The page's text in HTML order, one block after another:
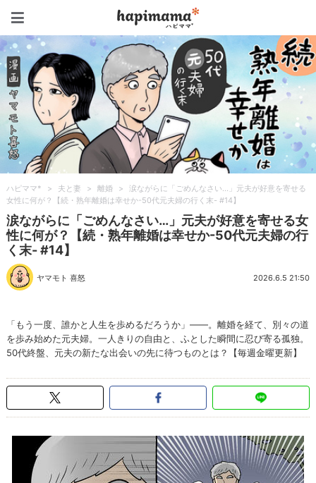
ハピママ* > 夫と妻 > 離婚 >
涙ながらに「ごめんなさい…」元夫が好意を寄せる
女性に何が？【続・熟年離婚は幸せか-50代元夫婦の行く末- #14】
涙ながらに「ごめんなさい…」元夫が好意を寄せる女
性に何が？【続・熟年離婚は幸せか-50代元夫婦の行
く末- #14】
ヤマモト 喜怒 2026.6.5 21:50
「もう一度、誰かと人生を歩めるだろうか」――。離婚を経て、別々の道
を歩み始めた元夫婦。一人きりの自由と、ふとした瞬間に忍び寄る孤独。
50代終盤、元夫の新たな出会いの先に待つものとは？【毎週金曜更新】